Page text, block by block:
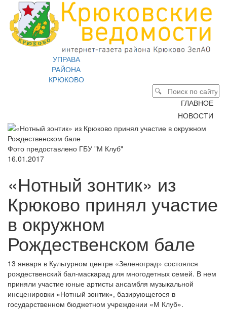
УПРАВА
РАЙОНА
КРЮКОВО
ГЛАВНОЕ
НОВОСТИ
Фото предоставлено ГБУ "М Клуб"
16.01.2017
«Нотный зонтик» из
Крюково принял участие
в окружном
Рождественском бале
13 января в Культурном центре «Зеленоград» состоялся
рождественский бал-маскарад для многодетных семей. В нем
приняли участие юные артисты ансамбля музыкальной
инсценировки «Нотный зонтик», базирующегося в
государственном бюджетном учреждении «М Клуб».